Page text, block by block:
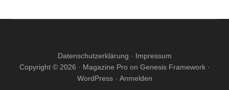
Datenschutzerklärung · Impressum
Copyright © 2026 · Magazine Pro on Genesis Framework·
WordPress· Anmelden